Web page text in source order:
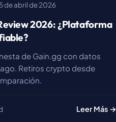
de abril de 2026
2026: ¿Plataforma
de Gain.gg con datos
Retiros crypto desde
Leer Más →